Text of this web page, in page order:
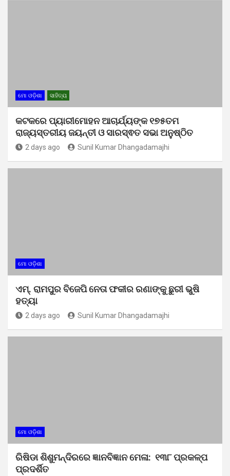
ମୋ ଓଡ଼ିଶା ସାହିତ୍ୟ
କଟକରେ ପ୍ୟାରୀମୋହନ ଆଚାର୍ଯ୍ୟଙ୍କ ୧୭୫ତମ
ରାଜ୍ୟସ୍ତରୀୟ ଜୟନ୍ତୀ ଓ ସାରସ୍ଵତ ସଭା ଅନୁଷ୍ଠିତ
2 days ago Sunil Kumar Dhangadamajhi
ମୋ ଓଡ଼ିଶା
ଏମ୍. ରାମପୁର ବିଜେପି ନେତା ଫକୀର ରଣାଙ୍କୁ ଛୁରୀ ଭୁଷି
ହତ୍ୟା
2 days ago Sunil Kumar Dhangadamajhi
ମୋ ଓଡ଼ିଶା
ରିଷିଡା ଶିଶୁମନ୍ଦିରରେ ଜ୍ଞାନବିଜ୍ଞାନ ମେଳା: ୧୩୮ ପ୍ରକଳ୍ପ
ପ୍ରଦର୍ଶିତ